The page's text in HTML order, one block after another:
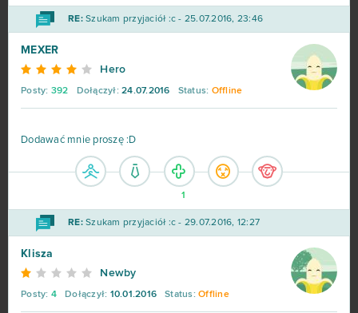
RE:Szukam przyjaciół :c - 25.07.2016, 23:46
MEXER
Hero
Posty: 392 Dołączył: 24.07.2016 Status: Offline
Dodawać mnie proszę :D
1
RE:Szukam przyjaciół :c - 29.07.2016, 12:27
Klisza
Newby
Posty: 4 Dołączył: 10.01.2016 Status: Offline